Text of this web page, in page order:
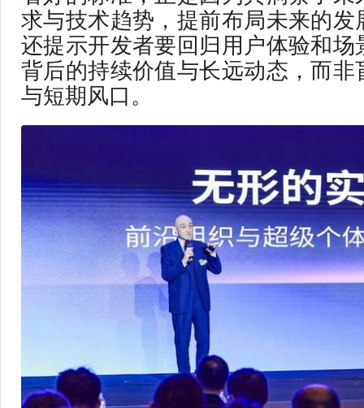
求与技术趋势，提前布局未来的发
还提示开发者要回归用户体验和场
背后的持续价值与长远动态，而非
与短期风口。